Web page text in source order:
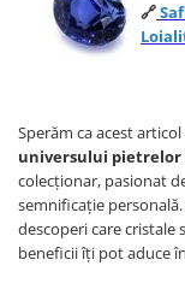
🔗
Sperăm ca acest
universului pietrelor
colecționar, pasionat
semnificație
descoperi care cristale
beneficii îți pot aduce